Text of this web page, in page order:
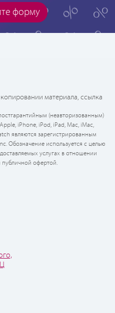
форму
материала, ссылка
(неавторизованным)
iPhone, iPod, iPad, Mac, iMac,
являются зарегистрированным
Обозначение используется с целью
услугах в отношении
публичной офертой.